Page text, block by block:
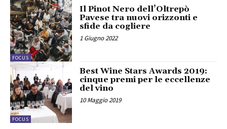
FOCUS
Il Pinot Nero dell’Oltrepò
Pavese tra nuovi orizzonti e
sfide da cogliere
1 Giugno 2022
FOCUS
Best Wine Stars Awards 2019:
cinque premi per le eccellenze
del vino
10 Maggio 2019